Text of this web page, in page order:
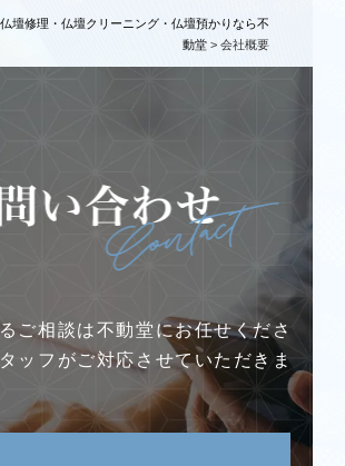
壇修理・仏壇クリーニング・仏壇預かりなら不
動堂> 会社概要
ご相談は不動堂にお任せくださ
ッフがご対応させていただきま